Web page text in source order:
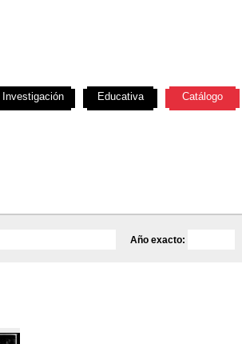
Año exacto:
Investigación Educativa Catálogo